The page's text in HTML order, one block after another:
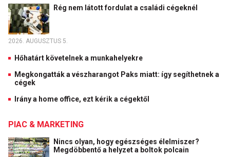
Rég nem látott fordulat a családi cégeknél
2026. AUGUSZTUS 5.
Hőhatárt követelnek a munkahelyekre
Megkongatták a vészharangot Paks miatt: így segíthetnek a
cégek
Irány a home office, ezt kérik a cégektől
PIAC & MARKETING
Nincs olyan, hogy egészséges élelmiszer?
Megdöbbentő a helyzet a boltok polcain